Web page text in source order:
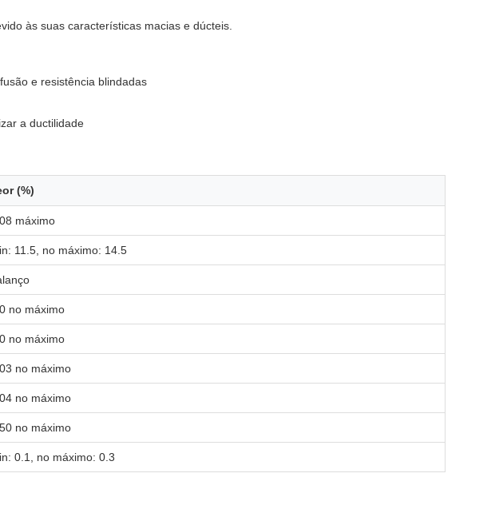
às suas características macias e dúcteis.
e resistência blindadas
a ductilidade
(%)
máximo
11.5, no máximo: 14.5
no máximo
no máximo
no máximo
no máximo
no máximo
0.1, no máximo: 0.3